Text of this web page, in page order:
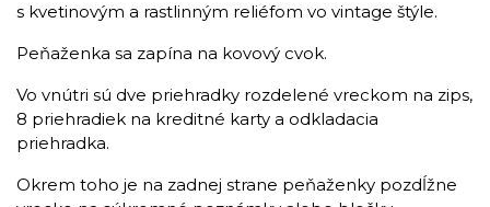
s kvetinovým a rastlinným reliéfom vo vintage štýle.
Peňaženka sa zapína na kovový cvok.
Vo vnútri sú dve priehradky rozdelené vreckom na zips,
8 priehradiek na kreditné karty a odkladacia
priehradka.
Okrem toho je na zadnej strane peňaženky pozdĺžne